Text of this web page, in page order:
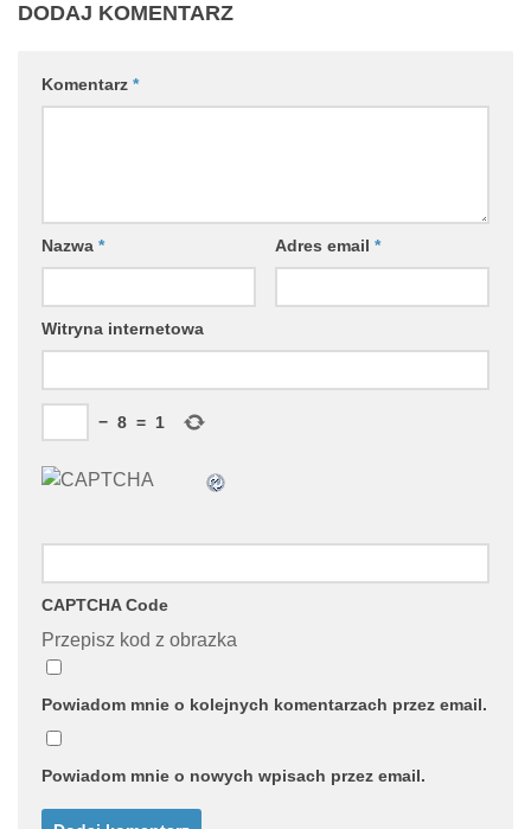
DODAJ KOMENTARZ
Komentarz *
Nazwa * Adres email *
Witryna internetowa
− 8 = 1
CAPTCHA Code
Przepisz kod z obrazka
Powiadom mnie o kolejnych komentarzach przez email.
Powiadom mnie o nowych wpisach przez email.